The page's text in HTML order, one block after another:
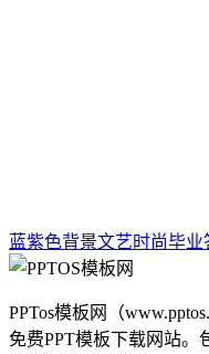
蓝紫色背景文艺时尚毕业
PPTos模板网（
免费PPT模板下载网站。